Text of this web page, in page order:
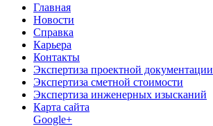
Главная
Новости
Справка
Карьера
Контакты
Экспертиза проектной документации
Экспертиза сметной стоимости
Экспертиза инженерных изысканий
Карта сайта
Google+